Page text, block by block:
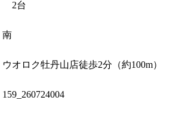
2台
南
ウオロク牡丹山店徒歩2分（約100m）
159_260724004